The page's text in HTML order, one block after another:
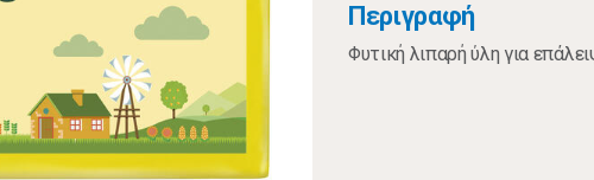
Περιγραφή
Φυτική λιπαρή ύλη για